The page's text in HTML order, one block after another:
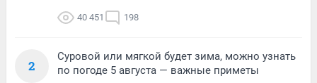
40 451 198
2
Суровой или мягкой будет зима, можно узнать
по погоде 5 августа — важные приметы